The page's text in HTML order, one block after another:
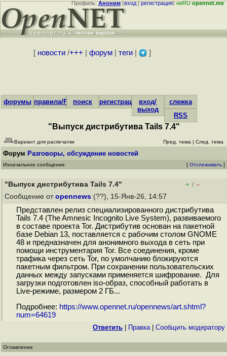
Профиль:Аноним(вход|регистрация)неRUopennet.me
[ новости/+++ форум| теги| ]
форумы правила/FAQпоиск регистрациявход/
выход
слежка
RSS
"Выпуск дистрибутива Tails 7.4"
Вариант для распечатки Пред. тема | След. тема
Форум Разговоры, обсуждение новостей
Изначальное сообщение [ Отслеживать ]
"Выпуск дистрибутива Tails 7.4" + / –
Сообщение от opennews (??), 15-Янв-26, 14:57
Представлен релиз специализированного дистрибутива
Tails 7.4 (The Amnesic Incognito Live System), развиваемого
в составе проекта Tor. Дистрибутив основан на пакетной
базе Debian 13, поставляется с рабочим столом GNOME
48 и предназначен для анонимного выхода в сеть при
помощи инструментария Tor. Все соединения, кроме
трафика через сеть Tor, по умолчанию блокируются
пакетным фильтром. При сохранении пользовательских
данных между запусками применяется шифрование. Для
загрузки подготовлен iso-образ, способный работать в
Live-режиме, размером 2 ГБ...
Подробнее: https://www.opennet.ru/opennews/art.shtml?
num=64619
Ответить Правка| Cообщить модератору
Оглавление